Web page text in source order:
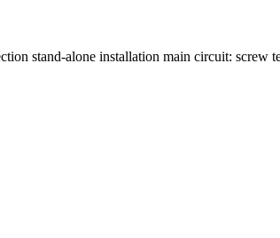
stand-alone installation main circuit: